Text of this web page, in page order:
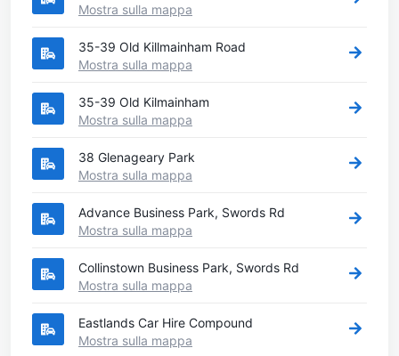
Mostra sulla mappa
35-39 Old Killmainham Road
Mostra sulla mappa
35-39 Old Kilmainham
Mostra sulla mappa
38 Glenageary Park
Mostra sulla mappa
Advance Business Park, Swords Rd
Mostra sulla mappa
Collinstown Business Park, Swords Rd
Mostra sulla mappa
Eastlands Car Hire Compound
Mostra sulla mappa